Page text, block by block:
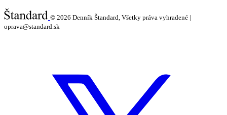
© 2026 Denník Štandard, Všetky práva vyhradené |
oprava@standard.sk